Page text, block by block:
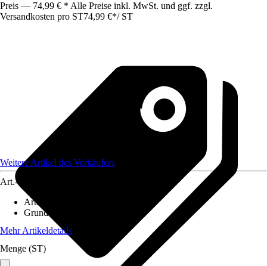
Preis — 74,99 € * Alle Preise inkl. MwSt. und ggf. zzgl.
Versandkosten pro ST74,99 €*/ ST
Weitere Artikel des Verkäufers
Art.-Nr.
Artikeltyp
Grundfarbe
Mehr Artikeldetails
Menge (ST)